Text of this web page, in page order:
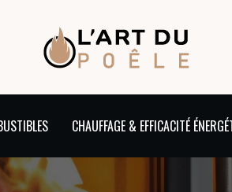
CHAUFFAGE & EFFICACITÉ